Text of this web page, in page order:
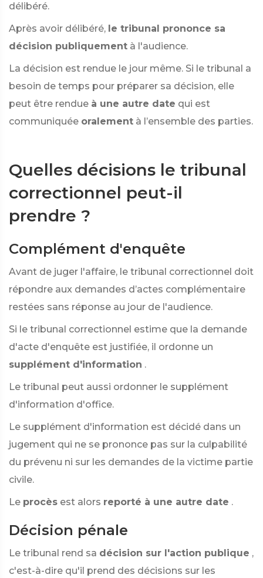
délibéré.
Après avoir délibéré, le tribunal prononce sa
décision publiquement à l'audience.
La décision est rendue le jour même. Si le tribunal a
besoin de temps pour préparer sa décision, elle
peut être rendue à une autre date qui est
communiquée oralement à l’ensemble des parties.
Quelles décisions le tribunal
correctionnel peut-il
prendre ?
Complément d'enquête
Avant de juger l'affaire, le tribunal correctionnel doit
répondre aux demandes d’actes complémentaire
restées sans réponse au jour de l'audience.
Si le tribunal correctionnel estime que la demande
d'acte d'enquête est justifiée, il ordonne un
supplément d'information .
Le tribunal peut aussi ordonner le supplément
d'information d'office.
Le supplément d'information est décidé dans un
jugement qui ne se prononce pas sur la culpabilité
du prévenu ni sur les demandes de la victime partie
civile.
Le procès est alors reporté à une autre date .
Décision pénale
Le tribunal rend sa décision sur l'action publique ,
c'est-à-dire qu'il prend des décisions sur les